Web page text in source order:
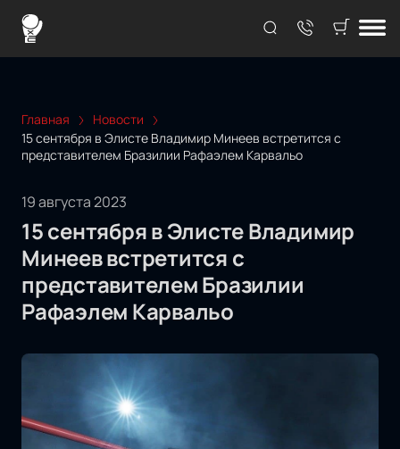
Главная
Новости
15 сентября в Элисте Владимир Минеев встретится с
представителем Бразилии Рафаэлем Карвальо
19 августа 2023
15 сентября в Элисте Владимир
Минеев встретится с
представителем Бразилии
Рафаэлем Карвальо